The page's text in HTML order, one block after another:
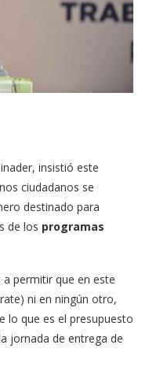
insistió este
ciudadanos se
destinado para
de los programas
permitir que en este
ni en ningún otro,
lo que es el presupuesto
jornada de entrega de